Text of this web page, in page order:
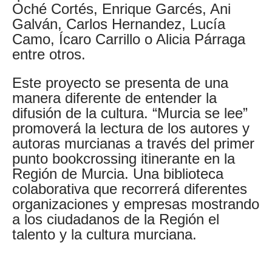
Oché Cortés, Enrique Garcés, Ani
Galván, Carlos Hernandez, Lucía
Camo, Ícaro Carrillo o Alicia Párraga
entre otros.
Este proyecto se presenta de una
manera diferente de entender la
difusión de la cultura. “Murcia se lee”
promoverá la lectura de los autores y
autoras murcianas a través del primer
punto bookcrossing itinerante en la
Región de Murcia. Una biblioteca
colaborativa que recorrerá diferentes
organizaciones y empresas mostrando
a los ciudadanos de la Región el
talento y la cultura murciana.